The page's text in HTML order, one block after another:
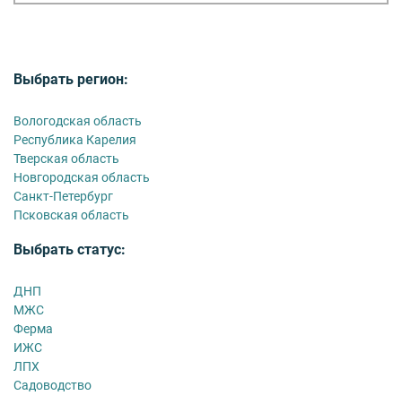
Выбрать регион:
Вологодская область
Республика Карелия
Тверская область
Новгородская область
Санкт-Петербург
Псковская область
Выбрать статус:
ДНП
МЖС
Ферма
ИЖС
ЛПХ
Садоводство